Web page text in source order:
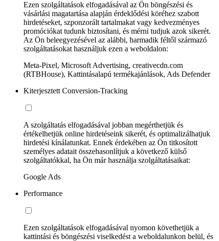
Ezen szolgáltatások elfogadásával az Ön böngészési és
vásárlási magatartása alapján érdeklődési köréhez szabott
hirdetéseket, szponzorált tartalmakat vagy kedvezményes
promóciókat tudunk biztosítani, és mérni tudjuk azok sikerét.
Az Ön beleegyezésével az alábbi, harmadik féltől származó
szolgáltatásokat használjuk ezen a weboldalon:
Meta-Pixel, Microsoft Advertising, creativecdn.com
(RTBHouse), Kattintásalapú termékajánlások, Ads Defender
Kiterjesztett Conversion-Tracking
A szolgáltatás elfogadásával jobban megérthetjük és
értékelhetjük online hirdetéseink sikerét, és optimalizálhatjuk
hirdetési kínálatunkat. Ennek érdekében az Ön titkosított
személyes adatait összehasonlítjuk a következő külső
szolgáltatókkal, ha Ön már használja szolgáltatásaikat:
Google Ads
Performance
Ezen szolgáltatások elfogadásával nyomon követhetjük a
kattintási és böngészési viselkedést a weboldalunkon belül, és